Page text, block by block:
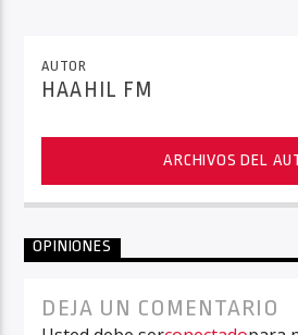
AUTOR
HAAHIL FM
ARCHIVOS DEL
OPINIONES
DEJA UN COMENTARIO